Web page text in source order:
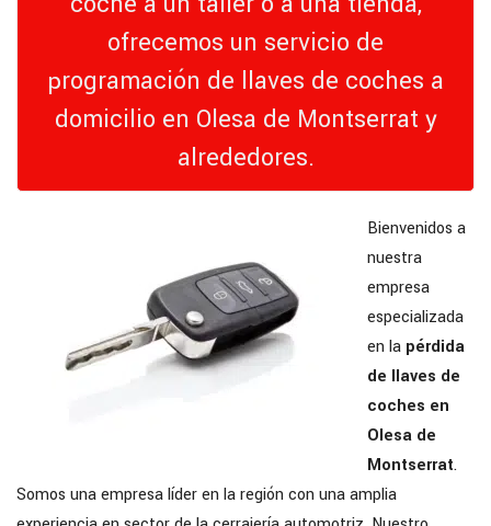
ofrecemos un servicio de
programación de llaves de coches a
domicilio en Olesa de Montserrat y
alrededores.
Bienvenidos a
nuestra
empresa
especializada
en la pérdida
de llaves de
coches en
Olesa de
Montserrat.
Somos una empresa líder en la región con una amplia